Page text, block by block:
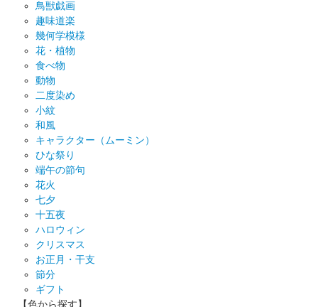
鳥獣戯画
趣味道楽
幾何学模様
花・植物
食べ物
動物
二度染め
小紋
和風
キャラクター（ムーミン）
ひな祭り
端午の節句
花火
七夕
十五夜
ハロウィン
クリスマス
お正月・干支
節分
ギフト
【色から探す】